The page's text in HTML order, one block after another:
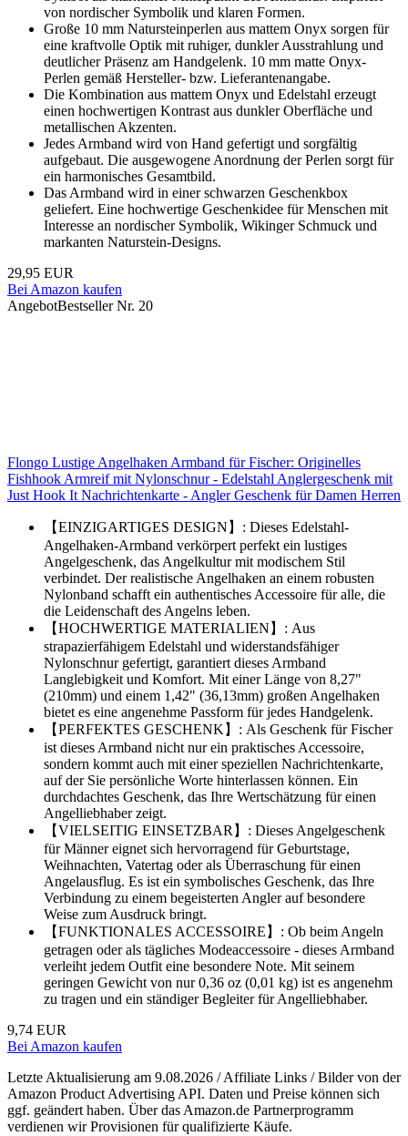
von nordischer Symbolik und klaren Formen.
Große 10 mm Natursteinperlen aus mattem Onyx sorgen für
eine kraftvolle Optik mit ruhiger, dunkler Ausstrahlung und
deutlicher Präsenz am Handgelenk. 10 mm matte Onyx-
Perlen gemäß Hersteller- bzw. Lieferantenangabe.
Die Kombination aus mattem Onyx und Edelstahl erzeugt
einen hochwertigen Kontrast aus dunkler Oberfläche und
metallischen Akzenten.
Jedes Armband wird von Hand gefertigt und sorgfältig
aufgebaut. Die ausgewogene Anordnung der Perlen sorgt für
ein harmonisches Gesamtbild.
Das Armband wird in einer schwarzen Geschenkbox
geliefert. Eine hochwertige Geschenkidee für Menschen mit
Interesse an nordischer Symbolik, Wikinger Schmuck und
markanten Naturstein-Designs.
29,95 EUR
Bei Amazon kaufen
AngebotBestseller Nr. 20
Flongo Lustige Angelhaken Armband für Fischer: Originelles
Fishhook Armreif mit Nylonschnur - Edelstahl Anglergeschenk mit
Just Hook It Nachrichtenkarte - Angler Geschenk für Damen Herren
【EINZIGARTIGES DESIGN】: Dieses Edelstahl-
Angelhaken-Armband verkörpert perfekt ein lustiges
Angelgeschenk, das Angelkultur mit modischem Stil
verbindet. Der realistische Angelhaken an einem robusten
Nylonband schafft ein authentisches Accessoire für alle, die
die Leidenschaft des Angelns leben.
【HOCHWERTIGE MATERIALIEN】: Aus
strapazierfähigem Edelstahl und widerstandsfähiger
Nylonschnur gefertigt, garantiert dieses Armband
Langlebigkeit und Komfort. Mit einer Länge von 8,27"
(210mm) und einem 1,42" (36,13mm) großen Angelhaken
bietet es eine angenehme Passform für jedes Handgelenk.
【PERFEKTES GESCHENK】: Als Geschenk für Fischer
ist dieses Armband nicht nur ein praktisches Accessoire,
sondern kommt auch mit einer speziellen Nachrichtenkarte,
auf der Sie persönliche Worte hinterlassen können. Ein
durchdachtes Geschenk, das Ihre Wertschätzung für einen
Angelliebhaber zeigt.
【VIELSEITIG EINSETZBAR】: Dieses Angelgeschenk
für Männer eignet sich hervorragend für Geburtstage,
Weihnachten, Vatertag oder als Überraschung für einen
Angelausflug. Es ist ein symbolisches Geschenk, das Ihre
Verbindung zu einem begeisterten Angler auf besondere
Weise zum Ausdruck bringt.
【FUNKTIONALES ACCESSOIRE】: Ob beim Angeln
getragen oder als tägliches Modeaccessoire - dieses Armband
verleiht jedem Outfit eine besondere Note. Mit seinem
geringen Gewicht von nur 0,36 oz (0,01 kg) ist es angenehm
zu tragen und ein ständiger Begleiter für Angelliebhaber.
9,74 EUR
Bei Amazon kaufen
Letzte Aktualisierung am 9.08.2026 / Affiliate Links / Bilder von der
Amazon Product Advertising API. Daten und Preise können sich
ggf. geändert haben. Über das Amazon.de Partnerprogramm
verdienen wir Provisionen für qualifizierte Käufe.